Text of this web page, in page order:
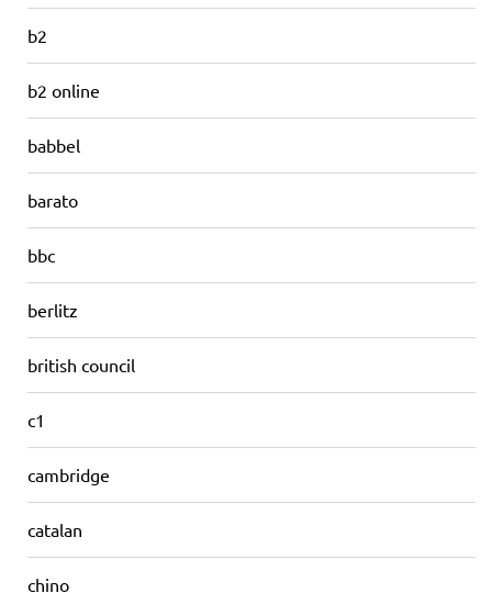
b2
b2 online
babbel
barato
bbc
berlitz
british council
c1
cambridge
catalan
chino